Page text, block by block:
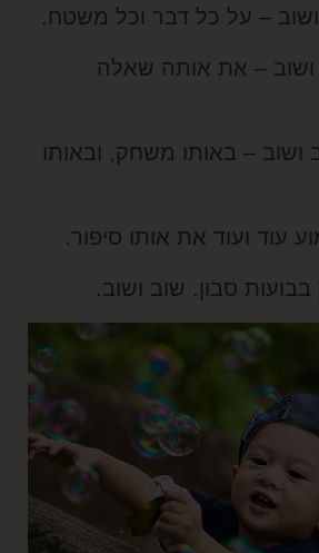
– על כל דבר וכל משטח.
– את אותה שאלה
– באותו משחק, ובאותו
ועוד את אותו סיפור.
סבון. שוב ושוב.